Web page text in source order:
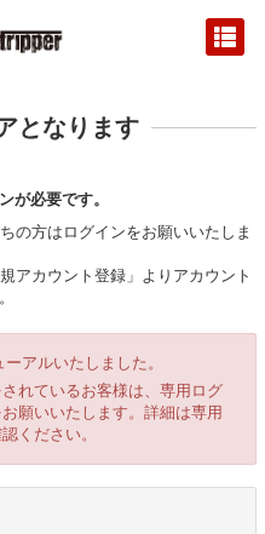
となります
が必要です。
の方はログインをお願いいたしま
アカウント登録」よりアカウント
アルいたしました。
れているお客様は、専用ログ
願いいたします。詳細は専用
ください。